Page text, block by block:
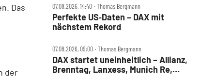
Das
der
07.08.2026, 14:40 ‧ Thomas Bergmann
Perfekte US‑Daten – DAX mit
nächstem Rekord
07.08.2026, 09:00 ‧ Thomas Bergmann
DAX startet uneinheitlich – Allianz,
Brenntag, Lanxess, Munich Re,